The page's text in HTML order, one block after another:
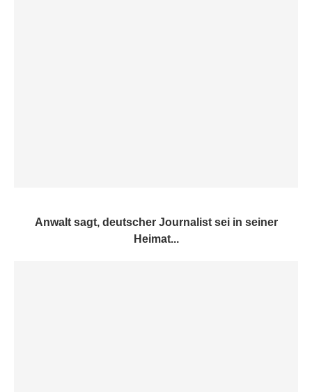
Anwalt sagt, deutscher Journalist sei in seiner
Heimat...